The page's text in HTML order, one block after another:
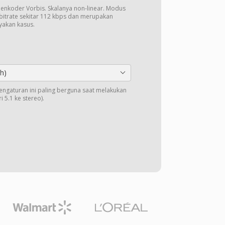
Vorbis. Skalanya non-linear. Modus
sekitar 112 kbps dan merupakan
kasus.
ini paling berguna saat melakukan
5.1 ke stereo).